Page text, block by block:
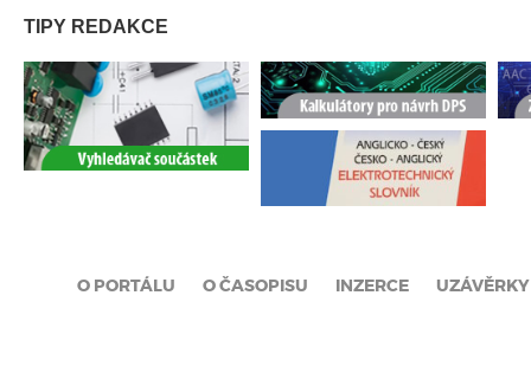
TIPY REDAKCE
O PORTÁLU O ČASOPISU INZERCE UZÁVĚRKY